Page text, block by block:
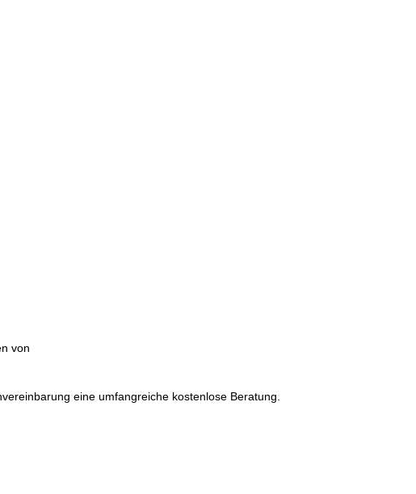
von
eine umfangreiche kostenlose Beratung.